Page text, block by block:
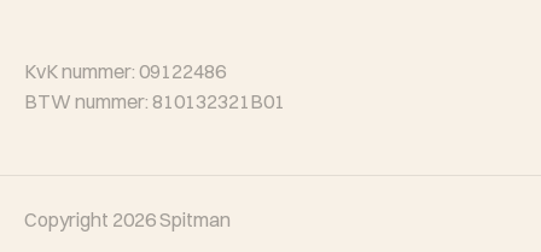
KvK nummer: 09122486
BTW nummer: 810132321B01
Copyright 2026Spitman